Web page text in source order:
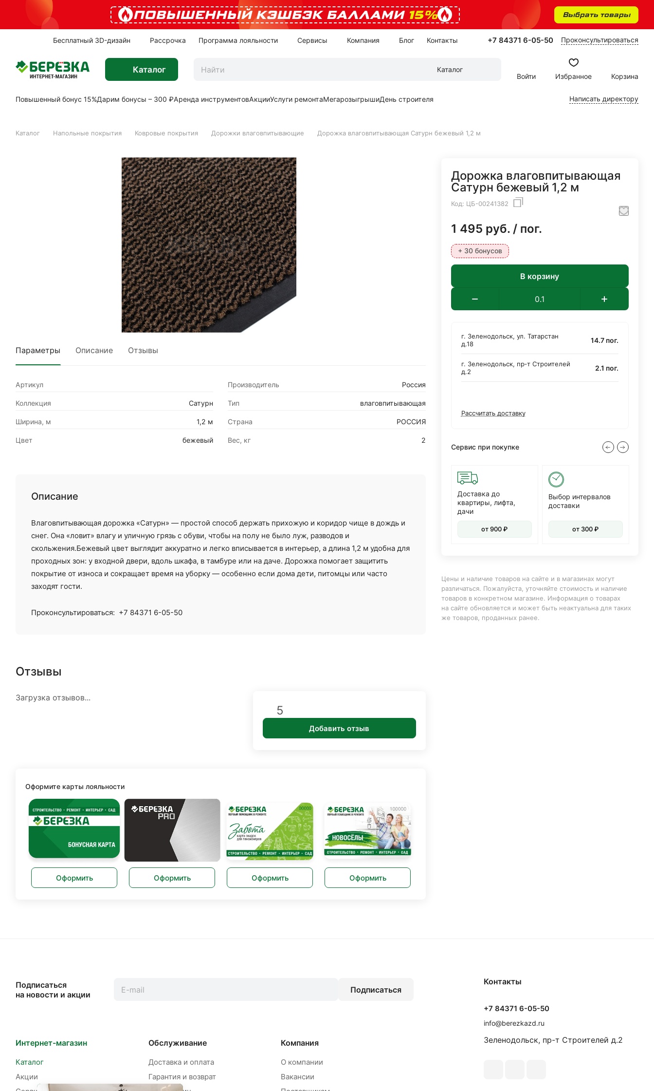
ПОВЫШЕННЫЙ КЭШБЭК БАЛЛАМИ 15% Выбрать товары
Бесплатный 3D-дизайн Рассрочка Программа лояльности Сервисы Компания Блог Контакты +7 84371 6-05-50 Проконсультироваться
Каталог
Каталог
Войти
Избранное Корзина
Повышенный бонус 15%Дарим бонусы – 300 ₽Аренда инструментовАкцииУслуги ремонтаМегарозыгрышиДень строителя Написать директору
Каталог Напольные покрытия Ковровые покрытия Дорожки влаговпитывающие Дорожка влаговпитывающая Сатурн бежевый 1,2 м
Параметры Описание Отзывы
Артикул Производитель Россия
Коллекция Сатурн Тип влаговпитывающая
Ширина, м 1,2 м Страна РОССИЯ
Цвет бежевый Вес, кг 2
Описание
Влаговпитывающая дорожка «Сатурн» — простой способ держать прихожую и коридор чище в дождь и
снег. Она «ловит» влагу и уличную грязь с обуви, чтобы на полу не было луж, разводов и
скольжения.Бежевый цвет выглядит аккуратно и легко вписывается в интерьер, а длина 1,2 м удобна для
проходных зон: у входной двери, вдоль шкафа, в тамбуре или на даче. Дорожка помогает защитить
покрытие от износа и сокращает время на уборку — особенно если дома дети, питомцы или часто
заходят гости.
Проконсультироваться: +7 84371 6-05-50
Отзывы
Загрузка отзывов...
5
Добавить отзыв
Оформите карты лояльности
Оформить Оформить Оформить Оформить
Дорожка влаговпитывающая
Сатурн бежевый 1,2 м
Код: ЦБ-00241382
1 495 руб./ пог.
+ 30 бонусов
В корзину
г. Зеленодольск, ул. Татарстан
д.18
14.7 пог.
г. Зеленодольск, пр‑т Строителей
д.2
2.1 пог.
Рассчитать доставку
Сервис при покупке
от 12000 ₽/м² от 30 ₽/м²
Доставка до
квартиры, лифта,
дачи
от 900 ₽
Выбор интервалов
доставки
от 300 ₽
Цены и наличие товаров на сайте и в магазинах могут
различаться. Пожалуйста, уточняйте стоимость и наличие
товаров в конкретном магазине. Информация о товарах
на сайте обновляется и может быть неактуальна для таких
же товаров, проданных ранее.
Подписаться
на новости и акции
Подписаться
Интернет-магазин
Каталог
Акции
Обслуживание
Доставка и оплата
Гарантия и возврат
Компания
О компании
Вакансии
Контакты
+7 84371 6-05-50
info@berezkazd.ru
Зеленодольск, пр-т Строителей д.2